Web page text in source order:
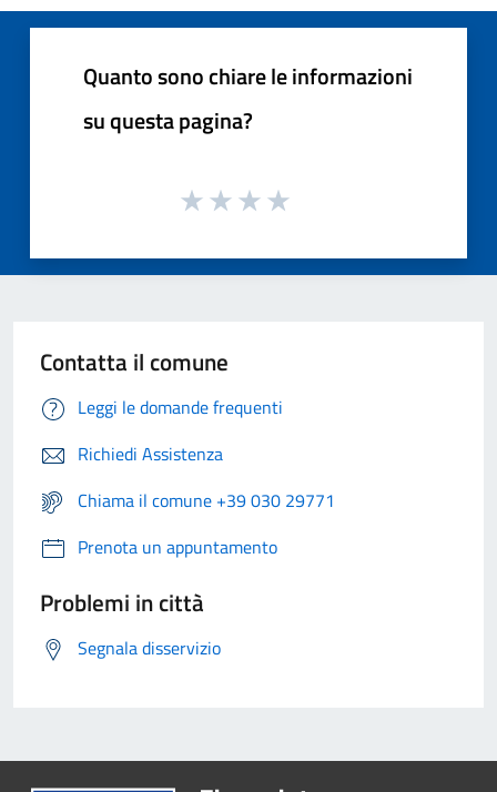
Quanto sono chiare le informazioni
su questa pagina?
Contatta il comune
Leggi le domande frequenti
Richiedi Assistenza
Chiama il comune +39 030 29771
Prenota un appuntamento
Problemi in città
Segnala disservizio